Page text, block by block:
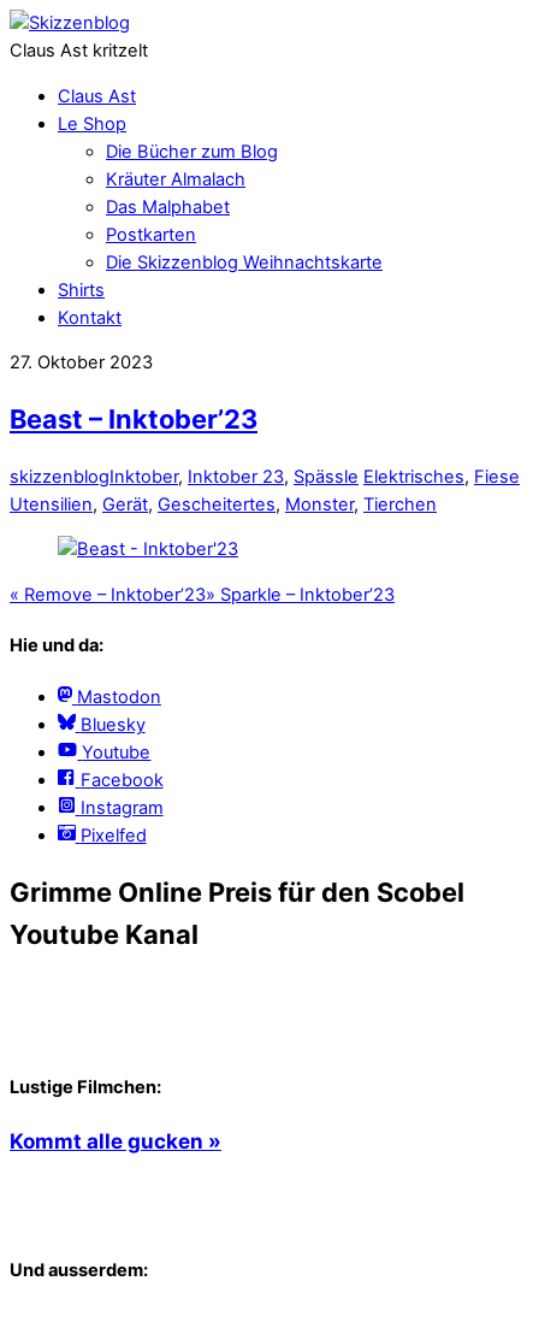
Claus Ast kritzelt
Claus Ast
Le Shop
Die Bücher zum Blog
Kräuter Almalach
Das Malphabet
Postkarten
Die Skizzenblog Weihnachtskarte
Shirts
Kontakt
27. Oktober 2023
Beast – Inktober’23
skizzenblogInktober, Inktober 23, Spässle Elektrisches, Fiese
Utensilien, Gerät, Gescheitertes, Monster, Tierchen
« Remove – Inktober’23» Sparkle – Inktober’23
Hie und da:
Mastodon
Bluesky
Youtube
Facebook
Instagram
Pixelfed
Grimme Online Preis für den Scobel
Youtube Kanal
Lustige Filmchen:
Kommt alle gucken »
Und ausserdem: